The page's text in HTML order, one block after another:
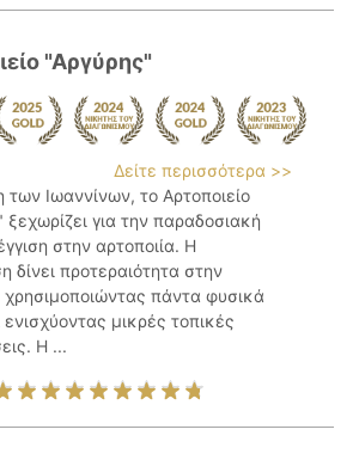
"Αργύρης"
Δείτε περισσότερα >>
των Ιωαννίνων, το Αρτοποιείο
ξεχωρίζει για την παραδοσιακή
στην αρτοποιία. Η
δίνει προτεραιότητα στην
χρησιμοποιώντας πάντα φυσικά
ενισχύοντας μικρές τοπικές
Η ...